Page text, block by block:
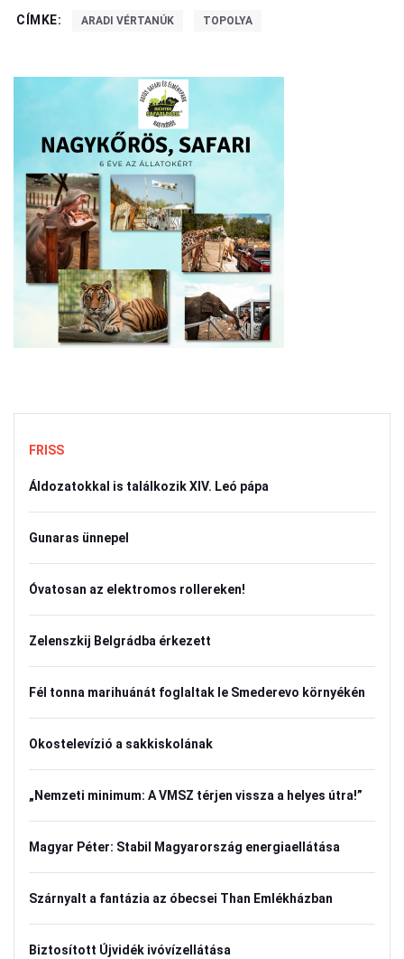
CÍMKE: ARADI VÉRTANÚK TOPOLYA
FRISS
Áldozatokkal is találkozik XIV. Leó pápa
Gunaras ünnepel
Óvatosan az elektromos rollereken!
Zelenszkij Belgrádba érkezett
Fél tonna marihuánát foglaltak le Smederevo környékén
Okostelevízió a sakkiskolának
„Nemzeti minimum: A VMSZ térjen vissza a helyes útra!”
Magyar Péter: Stabil Magyarország energiaellátása
Szárnyalt a fantázia az óbecsei Than Emlékházban
Biztosított Újvidék ivóvízellátása